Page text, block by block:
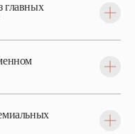
главных